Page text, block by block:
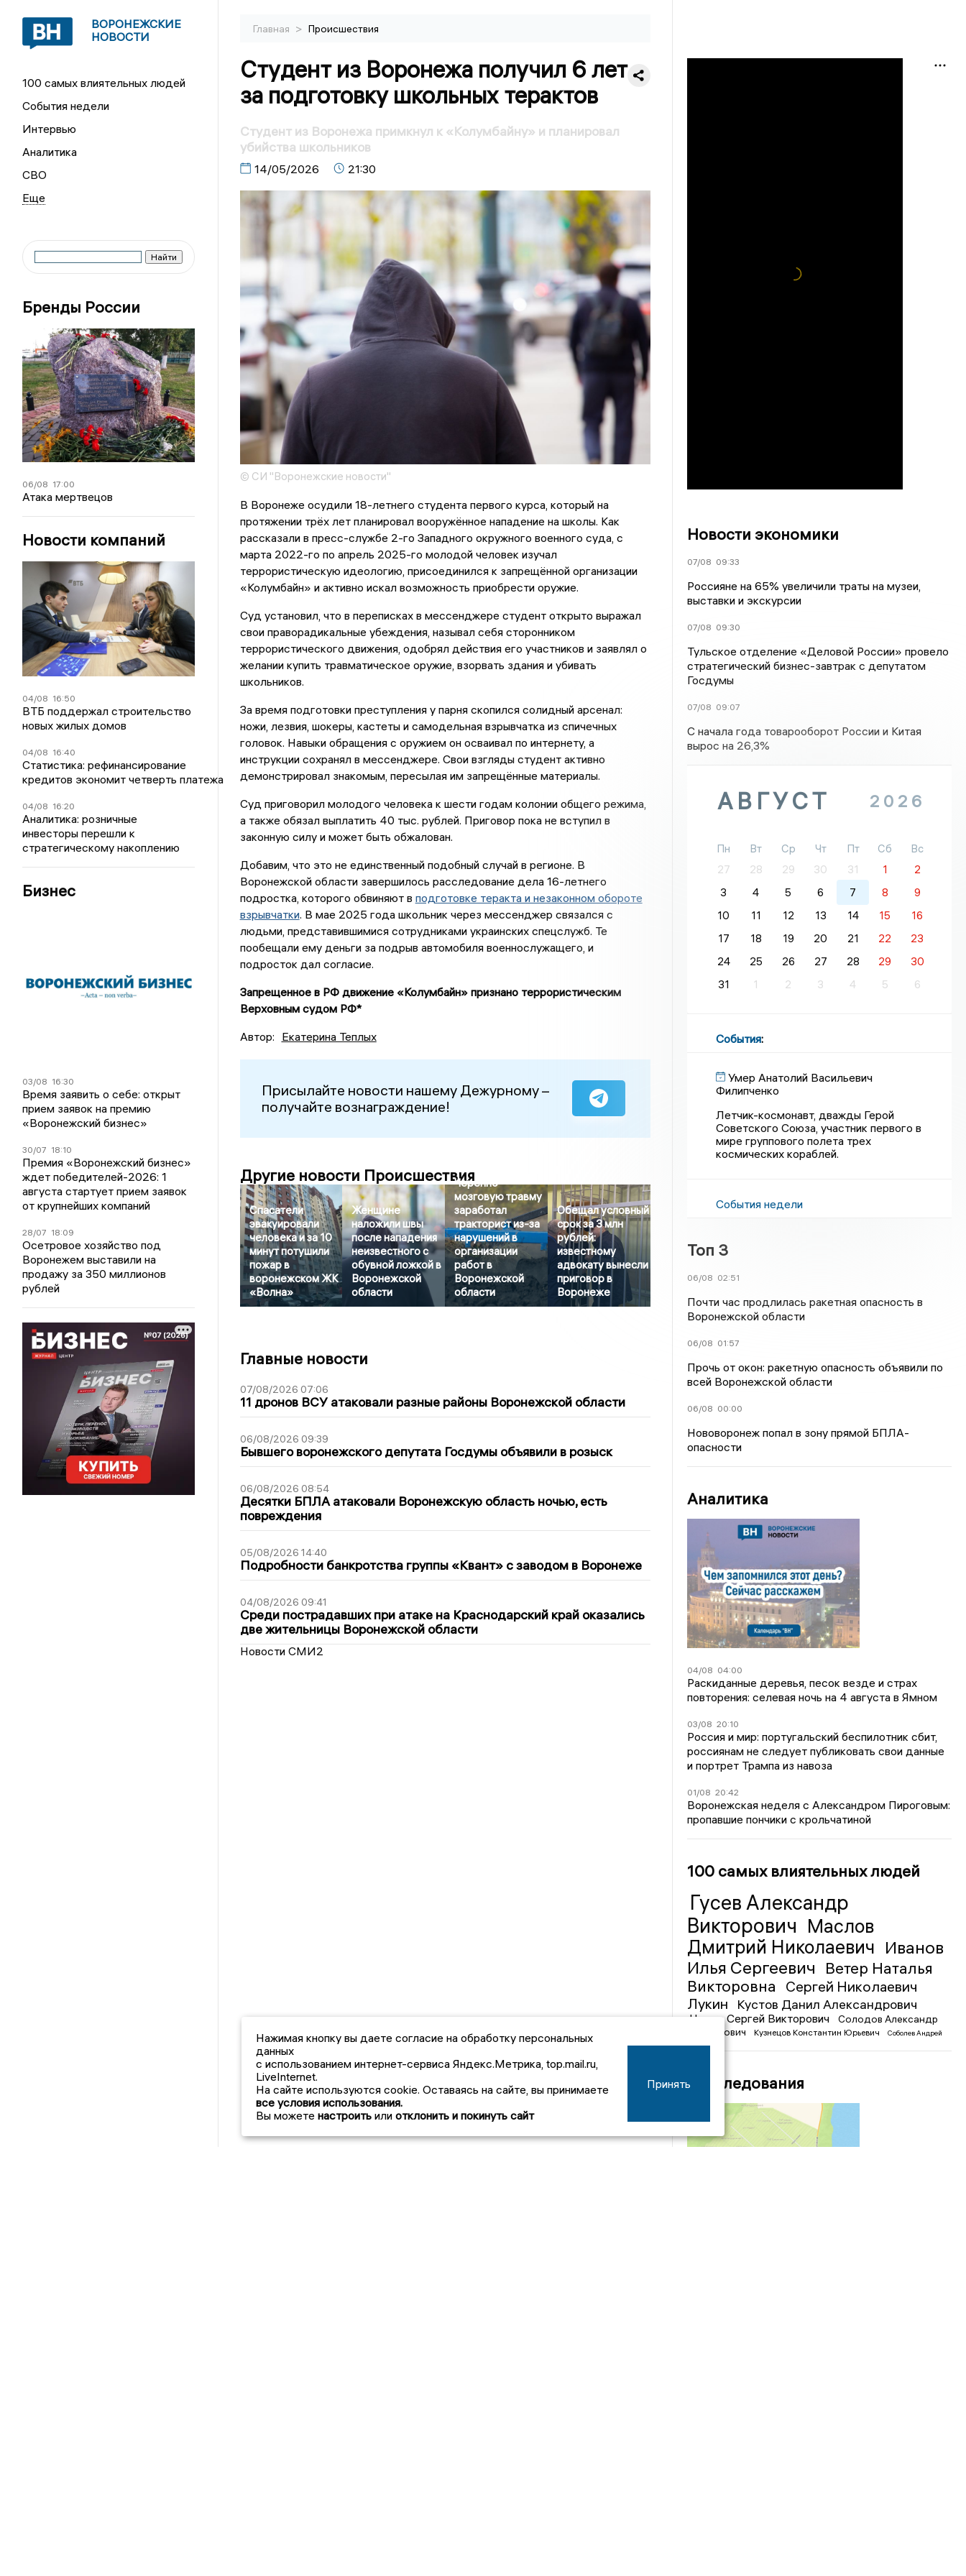
ВОРОНЕЖСКИЕ
НОВОСТИ
100 самых влиятельных людей
События недели
Интервью
Аналитика
СВО
Бренды России
06/08 17:00
Атака мертвецов
Новости компаний
04/08 16:50
ВТБ поддержал строительство
новых жилых домов
04/08 16:40
Статистика: рефинансирование
кредитов экономит четверть платежа
04/08 16:20
Аналитика: розничные
инвесторы перешли к
стратегическому накоплению
Бизнес
03/08 16:30
Время заявить о себе: открыт
прием заявок на премию
«Воронежский бизнес»
30/07 18:10
Премия «Воронежский бизнес»
ждет победителей-2026: 1
августа стартует прием заявок
от крупнейших компаний
28/07 18:09
Осетровое хозяйство под
Воронежем выставили на
продажу за 350 миллионов
рублей
Главная > Происшествия
Студент из Воронежа получил 6 лет
за подготовку школьных терактов
Студент из Воронежа примкнул к «Колумбайну» и планировал
убийства школьников
14/05/2026 21:30
© СИ "Воронежские новости"
В Воронеже осудили 18-летнего студента первого курса, который на
протяжении трёх лет планировал вооружённое нападение на школы. Как
рассказали в пресс-службе 2-го Западного окружного военного суда, с
марта 2022-го по апрель 2025-го молодой человек изучал
террористическую идеологию, присоединился к запрещённой организации
«Колумбайн» и активно искал возможность приобрести оружие.
Суд установил, что в переписках в мессенджере студент открыто выражал
свои праворадикальные убеждения, называл себя сторонником
террористического движения, одобрял действия его участников и заявлял о
желании купить травматическое оружие, взорвать здания и убивать
школьников.
За время подготовки преступления у парня скопился солидный арсенал:
ножи, лезвия, шокеры, кастеты и самодельная взрывчатка из спичечных
головок. Навыки обращения с оружием он осваивал по интернету, а
инструкции сохранял в мессенджере. Свои взгляды студент активно
демонстрировал знакомым, пересылая им запрещённые материалы.
Суд приговорил молодого человека к шести годам колонии общего режима,
а также обязал выплатить 40 тыс. рублей. Приговор пока не вступил в
законную силу и может быть обжалован.
Добавим, что это не единственный подобный случай в регионе. В
Воронежской области завершилось расследование дела 16-летнего
подростка, которого обвиняют в подготовке теракта и незаконном обороте
взрывчатки. В мае 2025 года школьник через мессенджер связался с
людьми, представившимися сотрудниками украинских спецслужб. Те
пообещали ему деньги за подрыв автомобиля военнослужащего, и
подросток дал согласие.
Запрещенное в РФ движение «Колумбайн» признано террористическим
Верховным судом РФ*
Автор: Екатерина Теплых
Присылайте новости нашему Дежурному –
получайте вознаграждение!
Другие новости Происшествия
Спасатели
эвакуировали
человека и за 10
минут потушили
пожар в
воронежском ЖК
«Волна»
Женщине
наложили швы
после нападения
неизвестного с
обувной ложкой в
Воронежской
области
Черепно-
мозговую травму
заработал
тракторист из-за
нарушений в
организации
работ в
Воронежской
области
Обещал условный
срок за 3 млн
рублей:
известному
адвокату вынесли
приговор в
Воронеже
Главные новости
07/08/2026 07:06
11 дронов ВСУ атаковали разные районы Воронежской области
06/08/2026 09:39
Бывшего воронежского депутата Госдумы объявили в розыск
06/08/2026 08:54
Десятки БПЛА атаковали Воронежскую область ночью, есть
повреждения
05/08/2026 14:40
Подробности банкротства группы «Квант» с заводом в Воронеже
04/08/2026 09:41
Среди пострадавших при атаке на Краснодарский край оказались
две жительницы Воронежской области
Новости СМИ2
Новости экономики
07/08 09:33
Россияне на 65% увеличили траты на музеи,
выставки и экскурсии
07/08 09:30
Тульское отделение «Деловой России» провело
стратегический бизнес-завтрак с депутатом
Госдумы
07/08 09:07
С начала года товарооборот России и Китая
вырос на 26,3%
АВГУСТ 2026
Пн Вт Ср Чт Пт Сб
Вс
27
28 29 30 31 1
2
3
4 5 6 7 8
9
10
11 12 13 14 15
16
17
18 19 20 21 22
23
24
25 26 27 28 29
30
31
1 2 3 4 5 6
События:
Умер Анатолий Васильевич
Филипченко
Летчик-космонавт, дважды Герой
Советского Союза, участник первого в
мире группового полета трех
космических кораблей.
События недели
Топ 3
06/08 02:51
Почти час продлилась ракетная опасность в
Воронежской области
06/08 01:57
Прочь от окон: ракетную опасность объявили по
всей Воронежской области
06/08 00:00
Нововоронеж попал в зону прямой БПЛА-
опасности
Аналитика
04/08 04:00
Раскиданные деревья, песок везде и страх
повторения: селевая ночь на 4 августа в Ямном
03/08 20:10
Россия и мир: португальский беспилотник сбит,
россиянам не следует публиковать свои данные
и портрет Трампа из навоза
01/08 20:42
Воронежская неделя с Александром Пироговым:
пропавшие пончики с крольчатиной
100 самых влиятельных людей
Гусев Александр
Викторович Маслов
Дмитрий Николаевич Иванов
Илья Сергеевич
Ветер Наталья
Викторовна
Сергей Николаевич
Лукин
Кустов Данил Александрович
Чижов Сергей Викторович
Солодов Александр
Михайлович
Кузнецов Константин Юрьевич
Соболев Андрей
Иванович
Расследования
Нажимая кнопку вы даете согласие на обработку персональных
данных
с использованием интернет-сервиса Яндекс.Метрика, top.mail.ru,
LiveInternet.
На сайте используются cookie. Оставаясь на сайте, вы принимаете
все условия использования.
Вы можете настроить или отклонить и покинуть сайт
Принять